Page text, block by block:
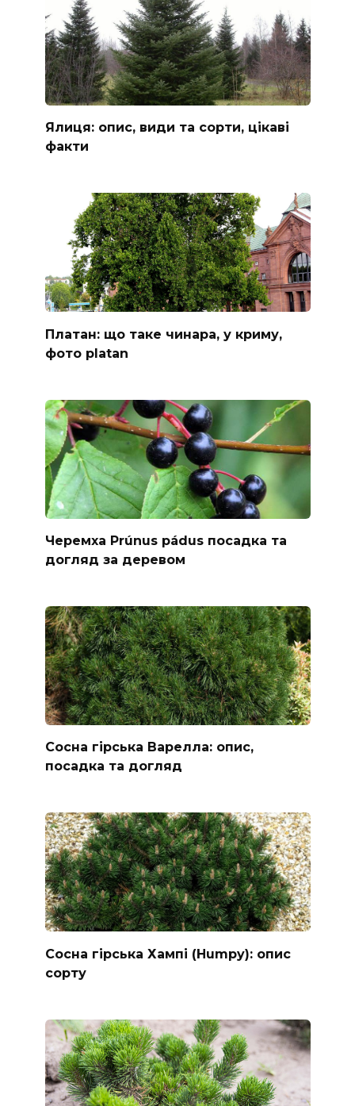
Ялиця: опис, види та сорти, цікаві
факти
Платан: що таке чинара, у криму,
фото platan
Черемха Prúnus pádus посадка та
догляд за деревом
Сосна гірська Варелла: опис,
посадка та догляд
Сосна гірська Хампі (Humpy): опис
сорту